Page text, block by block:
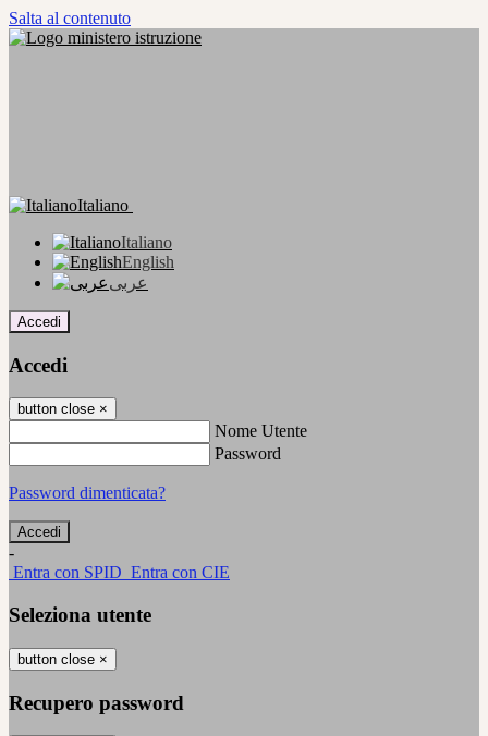
Salta al contenuto
Italiano
Italiano
English
عربى
Accedi
Accedi
button close ×
Nome Utente
Password
Password dimenticata?
-
Entra con SPID Entra con CIE
Seleziona utente
button close ×
Recupero password